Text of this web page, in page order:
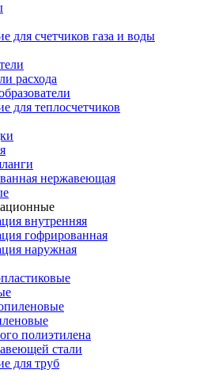
для счетчиков газа и воды
расхода
для теплосчетчиков
нержавеющая
внутренняя
гофрированная
наружная
полиэтилена
стали
для труб